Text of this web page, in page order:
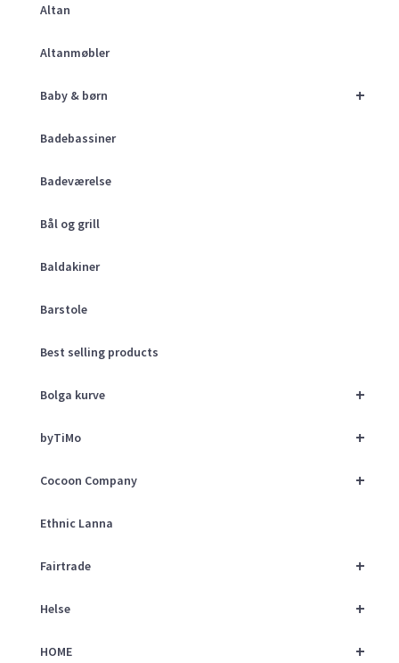
Altan
Altanmøbler
+
Baby & børn
Badebassiner
Badeværelse
Bål og grill
Baldakiner
Barstole
Best selling products
+
Bolga kurve
+
byTiMo
+
Cocoon Company
Ethnic Lanna
+
Fairtrade
+
Helse
+
HOME